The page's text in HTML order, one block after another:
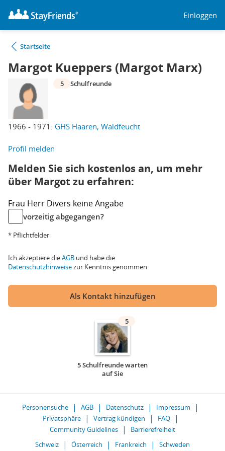
Einloggen
Startseite
Margot Kueppers (Margot Marx)
1966 - 1971: GHS Haaren, Waldfeucht
5 Schulfreunde
Profil melden
Melden Sie sich kostenlos an, um mehr
über Margot zu erfahren:
Frau Herr Divers keine Angabe
vorzeitig abgegangen?
* Pflichtfelder
Ich akzeptiere dieAGB und habe die
Datenschutzhinweisezur Kenntnis genommen.
Als Kontakt hinzufügen
5
5 Schulfreunde warten
auf Sie
Personensuche AGB Datenschutz
Impressum
Privatsphäre
Vertrag kündigen
FAQ
Community Guidelines
Barrierefreiheit
Schweiz
Österreich Frankreich Schweden